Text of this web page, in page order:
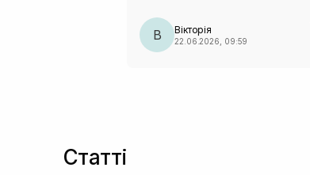
В Вікторія
22.06.2026, 09:59
Статті